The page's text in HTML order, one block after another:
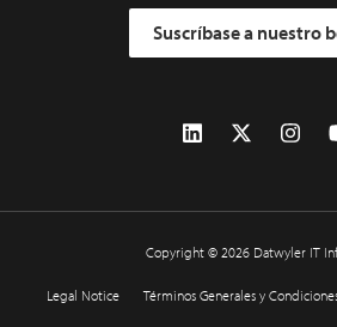
Suscríbase a nuestro
Copyright © 2026 Datwyler IT
Legal Notice Términos Generales y